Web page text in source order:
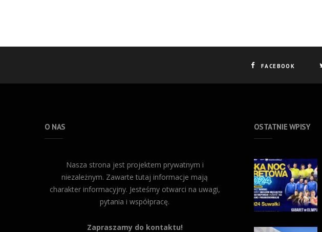
FACEBOOK
O NAS
Nasza strona jest projektem prywatnym i
niezależnym. Zawarte tutaj informacje mają
charakter informacyjny. Jesteśmy otwarci na uwagi,
pytania i współpracę.
Zapraszamy do kontaktu!
OSTATNIE WPISY